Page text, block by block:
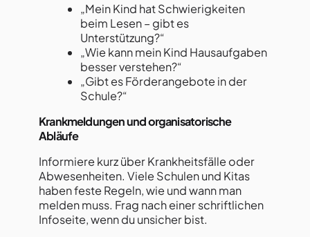
„Mein Kind hat Schwierigkeiten
beim Lesen – gibt es
Unterstützung?“
„Wie kann mein Kind Hausaufgaben
besser verstehen?“
„Gibt es Förderangebote in der
Schule?“
Krankmeldungen und organisatorische
Abläufe
Informiere kurz über Krankheitsfälle oder
Abwesenheiten. Viele Schulen und Kitas
haben feste Regeln, wie und wann man
melden muss. Frag nach einer schriftlichen
Infoseite, wenn du unsicher bist.